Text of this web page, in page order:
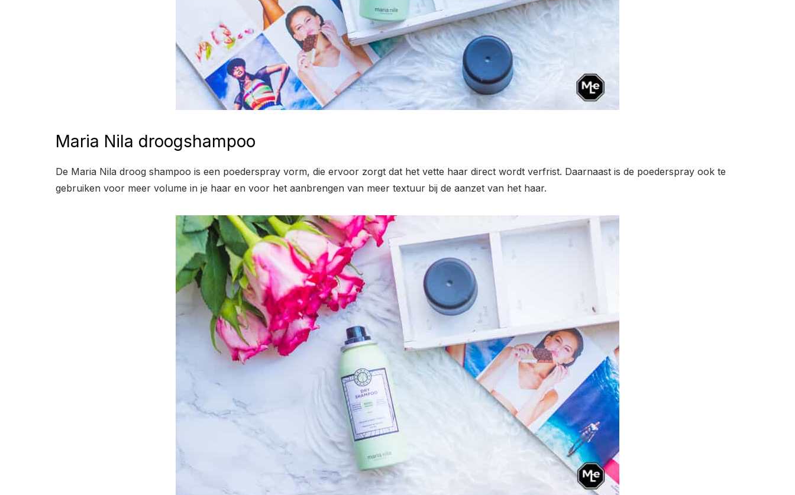
Maria Nila droogshampoo
De Maria Nila droog shampoo is een poederspray vorm, die ervoor zorgt dat het vette haar direct wordt verfrist. Daarnaast is de poederspray ook te
gebruiken voor meer volume in je haar en voor het aanbrengen van meer textuur bij de aanzet van het haar.